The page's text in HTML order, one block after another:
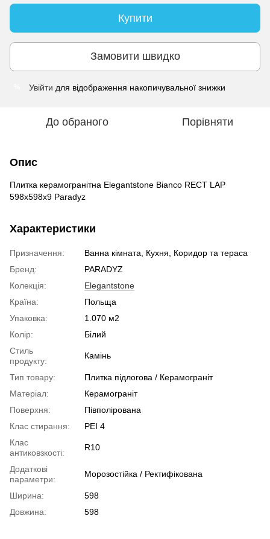
Купити
Замовити швидко
Увійти для відображення накопичувальної знижки
До обраного Порівняти
Опис
Плитка керамогранітна Elegantstone Bianco RECT LAP
598x598x9 Paradyz
Характеристики
Призначення:
Ванна кімната, Кухня, Коридор та тераса
Бренд:
PARADYZ
Колекція:
Elegantstone
Країна:
Польща
Упаковка:
1.070 м2
Колір:
Білий
Стиль
продукту:
Камінь
Тип товару:
Плитка підлогова / Керамограніт
Матеріал:
Керамограніт
Поверхня:
Півполірована
Клас стирання:
PEI 4
Клас
антиковзкості:
R10
Додаткові
параметри:
Морозостійка / Ректифікована
Ширина:
598
Довжина:
598